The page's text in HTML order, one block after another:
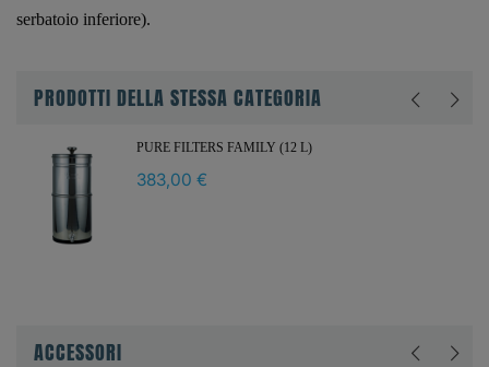
serbatoio inferiore).
PRODOTTI DELLA STESSA CATEGORIA
PURE FILTERS FAMILY (12 L)
383,00 €
ACCESSORI